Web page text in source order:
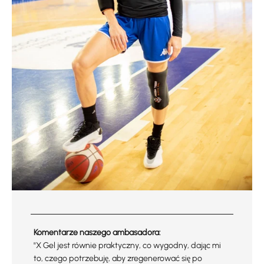
Komentarze naszego ambasadora:
"X Gel jest równie praktyczny, co wygodny, dając mi
to, czego potrzebuję, aby zregenerować się po